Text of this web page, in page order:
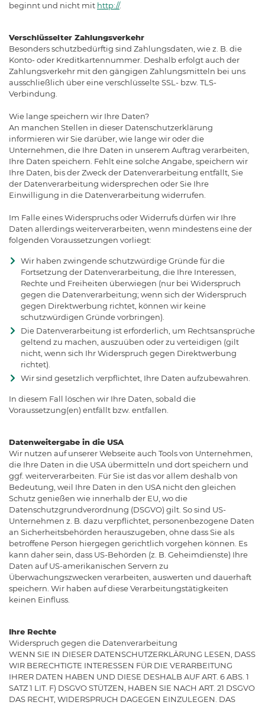
beginnt und nicht mit http://.
Verschlüsselter Zahlungsverkehr
Besonders schutzbedürftig sind Zahlungsdaten, wie z. B. die
Konto- oder Kreditkartennummer. Deshalb erfolgt auch der
Zahlungsverkehr mit den gängigen Zahlungsmitteln bei uns
ausschließlich über eine verschlüsselte SSL- bzw. TLS-
Verbindung.
Wie lange speichern wir Ihre Daten?
An manchen Stellen in dieser Datenschutzerklärung
informieren wir Sie darüber, wie lange wir oder die
Unternehmen, die Ihre Daten in unserem Auftrag verarbeiten,
Ihre Daten speichern. Fehlt eine solche Angabe, speichern wir
Ihre Daten, bis der Zweck der Datenverarbeitung entfällt, Sie
der Datenverarbeitung widersprechen oder Sie Ihre
Einwilligung in die Datenverarbeitung widerrufen.
Im Falle eines Widerspruchs oder Widerrufs dürfen wir Ihre
Daten allerdings weiterverarbeiten, wenn mindestens eine der
folgenden Voraussetzungen vorliegt:
Wir haben zwingende schutzwürdige Gründe für die
Fortsetzung der Datenverarbeitung, die Ihre Interessen,
Rechte und Freiheiten überwiegen (nur bei Widerspruch
gegen die Datenverarbeitung; wenn sich der Widerspruch
gegen Direktwerbung richtet, können wir keine
schutzwürdigen Gründe vorbringen).
Die Datenverarbeitung ist erforderlich, um Rechtsansprüche
geltend zu machen, auszuüben oder zu verteidigen (gilt
nicht, wenn sich Ihr Widerspruch gegen Direktwerbung
richtet).
Wir sind gesetzlich verpflichtet, Ihre Daten aufzubewahren.
In diesem Fall löschen wir Ihre Daten, sobald die
Voraussetzung(en) entfällt bzw. entfallen.
Datenweitergabe in die USA
Wir nutzen auf unserer Webseite auch Tools von Unternehmen,
die Ihre Daten in die USA übermitteln und dort speichern und
ggf. weiterverarbeiten. Für Sie ist das vor allem deshalb von
Bedeutung, weil Ihre Daten in den USA nicht den gleichen
Schutz genießen wie innerhalb der EU, wo die
Datenschutzgrundverordnung (DSGVO) gilt. So sind US-
Unternehmen z. B. dazu verpflichtet, personenbezogene Daten
an Sicherheitsbehörden herauszugeben, ohne dass Sie als
betroffene Person hiergegen gerichtlich vorgehen können. Es
kann daher sein, dass US-Behörden (z. B. Geheimdienste) Ihre
Daten auf US-amerikanischen Servern zu
Überwachungszwecken verarbeiten, auswerten und dauerhaft
speichern. Wir haben auf diese Verarbeitungstätigkeiten
keinen Einfluss.
Ihre Rechte
Widerspruch gegen die Datenverarbeitung
WENN SIE IN DIESER DATENSCHUTZERKLÄRUNG LESEN, DASS
WIR BERECHTIGTE INTERESSEN FÜR DIE VERARBEITUNG
IHRER DATEN HABEN UND DIESE DESHALB AUF ART. 6 ABS. 1
SATZ 1 LIT. F) DSGVO STÜTZEN, HABEN SIE NACH ART. 21 DSGVO
DAS RECHT, WIDERSPRUCH DAGEGEN EINZULEGEN. DAS